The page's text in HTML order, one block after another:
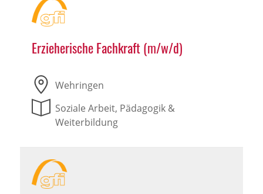
Erzieherische Fachkraft (m/w/d)
Wehringen
Soziale Arbeit, Pädagogik &
Weiterbildung